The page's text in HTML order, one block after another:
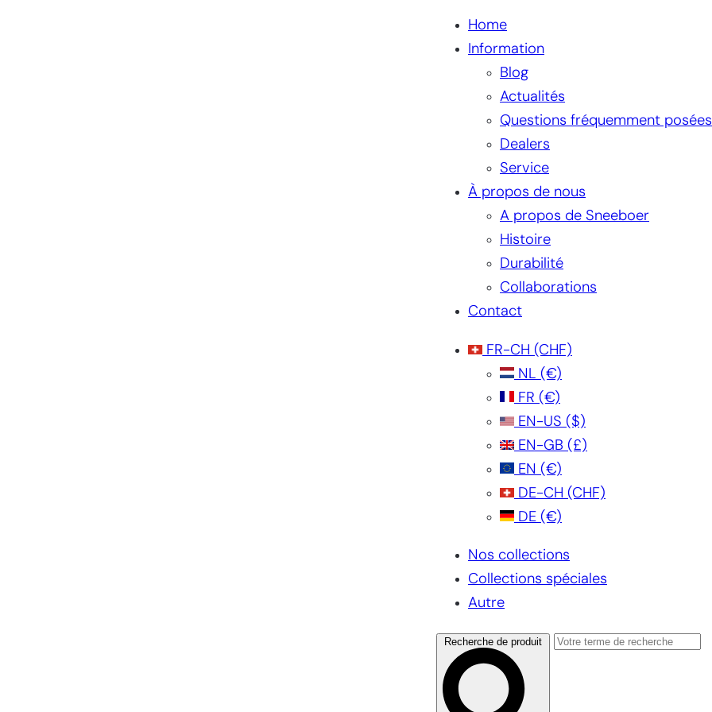
Home
Information
Blog
Actualités
Questions fréquemment posées
Dealers
Service
À propos de nous
A propos de Sneeboer
Histoire
Durabilité
Collaborations
Contact
FR-CH (CHF)
NL (€)
FR (€)
EN-US ($)
EN-GB (£)
EN (€)
DE-CH (CHF)
DE (€)
Nos collections
Collections spéciales
Autre
Recherche de produit